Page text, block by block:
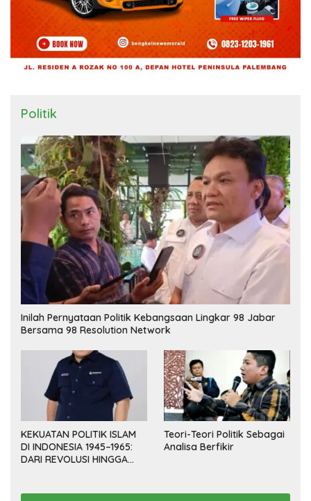
Politik
Inilah Pernyataan Politik Kebangsaan Lingkar 98 Jabar
Bersama 98 Resolution Network
KEKUATAN POLITIK ISLAM
DI INDONESIA 1945–1965:
DARI REVOLUSI HINGGA
Teori-Teori Politik Sebagai
Analisa Berfikir